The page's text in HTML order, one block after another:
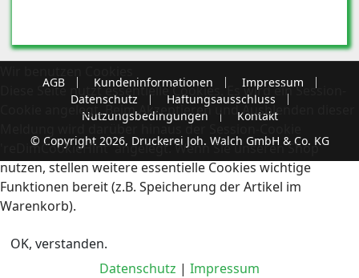
AGB Kundeninformationen
Impressum
Datenschutz
Haftungsausschluss
Nutzungsbedingungen
Kontakt
© Copyright 2026, Druckerei Joh. Walch GmbH & Co. KG
Diese Seite nutzt essentielle Cookies. Es wird ein Session-
Cookie angelegt. Beim Akzeptieren und Ausblenden dieser
Meldung wird darüber hinaus der Session-Cookie
'reDimCookieHint' angelegt. Wenn Sie unseren Shop
nutzen, stellen weitere essentielle Cookies wichtige
Funktionen bereit (z.B. Speicherung der Artikel im
Warenkorb).
OK, verstanden.
Datenschutz | Impressum